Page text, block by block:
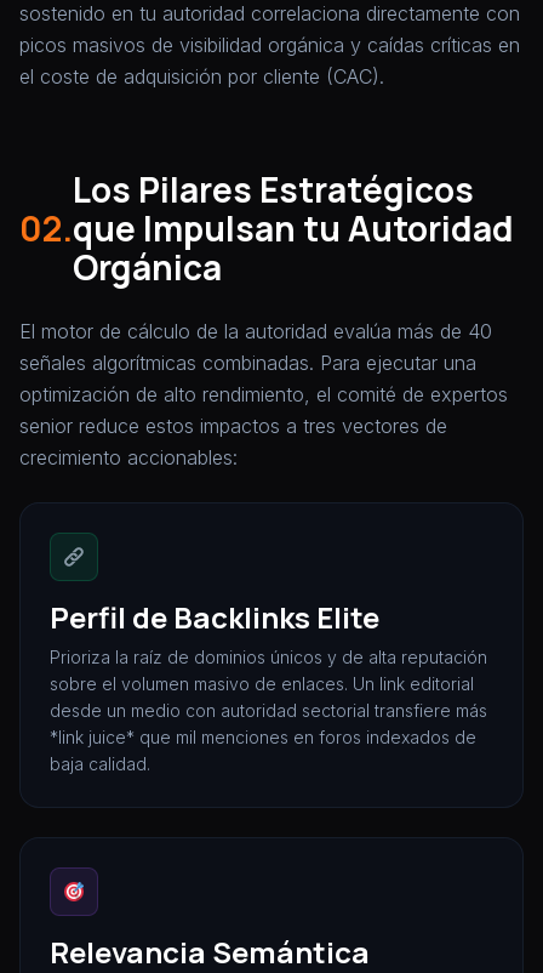
sostenido en tu autoridad correlaciona directamente con
picos masivos de visibilidad orgánica y caídas críticas en
el coste de adquisición por cliente (CAC).
02.
Los Pilares Estratégicos
que Impulsan tu Autoridad
Orgánica
El motor de cálculo de la autoridad evalúa más de 40
señales algorítmicas combinadas. Para ejecutar una
optimización de alto rendimiento, el comité de expertos
senior reduce estos impactos a tres vectores de
crecimiento accionables:
Perfil de Backlinks Elite
Prioriza la raíz de dominios únicos y de alta reputación
sobre el volumen masivo de enlaces. Un link editorial
desde un medio con autoridad sectorial transfiere más
*link juice* que mil menciones en foros indexados de
baja calidad.
Relevancia Semántica